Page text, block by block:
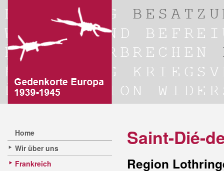
Home
Wir über uns
Frankreich
Saint-Dié-
Region